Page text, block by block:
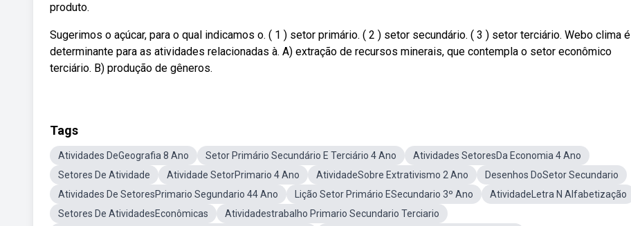
produto.
Sugerimos o açúcar, para o qual indicamos o. ( 1 ) setor primário. ( 2 ) setor secundário. ( 3 ) setor terciário. Webo clima é
determinante para as atividades relacionadas à. A) extração de recursos minerais, que contempla o setor econômico
terciário. B) produção de gêneros.
Tags
Atividades DeGeografia 8 Ano Setor Primário Secundário E Terciário 4 Ano
Atividades SetoresDa Economia 4 Ano
Setores De Atividade
Atividade SetorPrimario 4 Ano AtividadeSobre Extrativismo 2 Ano
Desenhos DoSetor Secundario
Atividades De SetoresPrimario Segundario 44 Ano
Lição Setor Primário ESecundario 3º Ano
AtividadeLetra N Alfabetização
Setores De AtividadesEconômicas
Atividadestrabalho Primario Secundario Terciario